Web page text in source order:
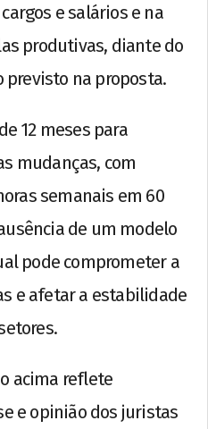
e salários e na
produtivas, diante do
previsto na proposta.
12 meses para
mudanças, com
semanais em 60
de um modelo
pode comprometer a
e afetar a estabilidade
acima reflete
e opinião dos juristas